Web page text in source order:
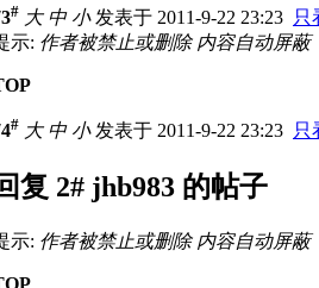
# 大 中 小发表于 2011-9-22 23:23 只
示: 作者被禁止或删除 内容自动屏蔽
# 大 中 小发表于 2011-9-22 23:23 只
复 2# jhb983 的帖子
示: 作者被禁止或删除 内容自动屏蔽